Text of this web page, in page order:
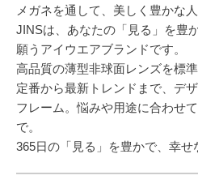
メガネを通して、美しく豊かな人
JINSは、あなたの「見る」を豊
願うアイウエアブランドです。
高品質の薄型非球面レンズを標
定番から最新トレンドまで、デ
フレーム。悩みや用途に合わせ
で。
365日の「見る」を豊かで、幸せ